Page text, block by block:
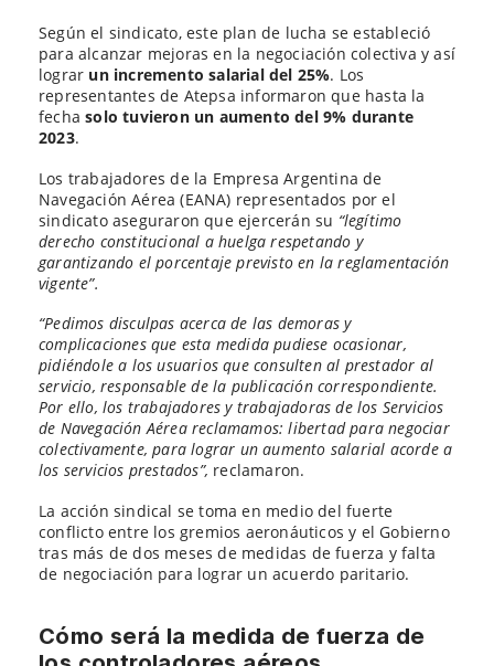
Según el sindicato, este plan de lucha se estableció
para alcanzar mejoras en la negociación colectiva y así
lograr un incremento salarial del 25%. Los
representantes de Atepsa informaron que hasta la
fechasolo tuvieron un aumento del 9% durante
2023.
Los trabajadores de la Empresa Argentina de
Navegación Aérea (EANA) representados por el
sindicato aseguraron que ejercerán su “legítimo
derecho constitucional a huelga respetando y
garantizando el porcentaje previsto en la reglamentación
vigente”.
“Pedimos disculpas acerca de las demoras y
complicaciones que esta medida pudiese ocasionar,
pidiéndole a los usuarios que consulten al prestador al
servicio, responsable de la publicación correspondiente.
Por ello, los trabajadores y trabajadoras de los Servicios
de Navegación Aérea reclamamos: libertad para negociar
colectivamente, para lograr un aumento salarial acorde a
los servicios prestados”, reclamaron.
La acción sindical se toma en medio del fuerte
conflicto entre los gremios aeronáuticos y el Gobierno
tras más de dos meses de medidas de fuerza y falta
de negociación para lograr un acuerdo paritario.
Cómo será la medida de fuerza de